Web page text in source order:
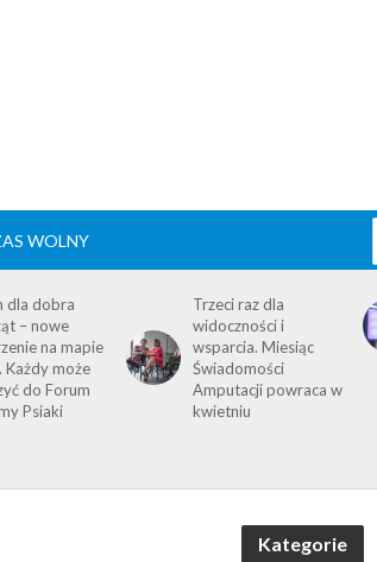
WOLNY
dla dobra
– nowe
na mapie
Każdy może
do Forum
Psiaki
Trzeci raz dla
widoczności i
wsparcia. Miesiąc
Świadomości
Amputacji powraca w
kwietniu
Kategorie